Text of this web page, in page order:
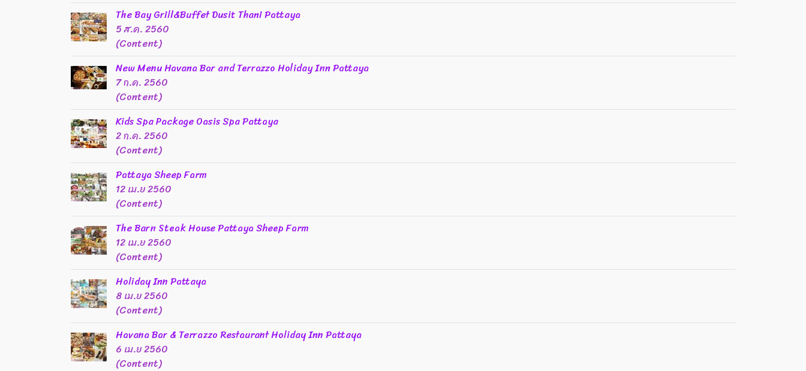
The Bay Grill&Buffet Dusit Thani Pattaya
5 ส.ค. 2560
(Content)
New Menu Havana Bar and Terrazzo Holiday Inn Pattaya
7 ก.ค. 2560
(Content)
Kids Spa Package Oasis Spa Pattaya
2 ก.ค. 2560
(Content)
Pattaya Sheep Farm
12 เม.ย 2560
(Content)
The Barn Steak House Pattaya Sheep Farm
12 เม.ย 2560
(Content)
Holiday Inn Pattaya
8 เม.ย 2560
(Content)
Havana Bar & Terrazzo Restaurant Holiday Inn Pattaya
6 เม.ย 2560
(Content)